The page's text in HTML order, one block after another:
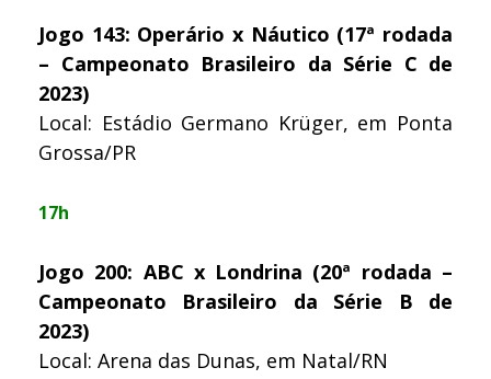
Jogo 143: Operário x Náutico (17ª rodada
– Campeonato Brasileiro da Série C de
2023)
Local: Estádio Germano Krüger, em Ponta
Grossa/PR
17h
Jogo 200: ABC x Londrina (20ª rodada –
Campeonato Brasileiro da Série B de
2023)
Local: Arena das Dunas, em Natal/RN